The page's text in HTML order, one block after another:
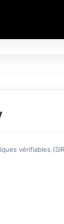
vérifiables